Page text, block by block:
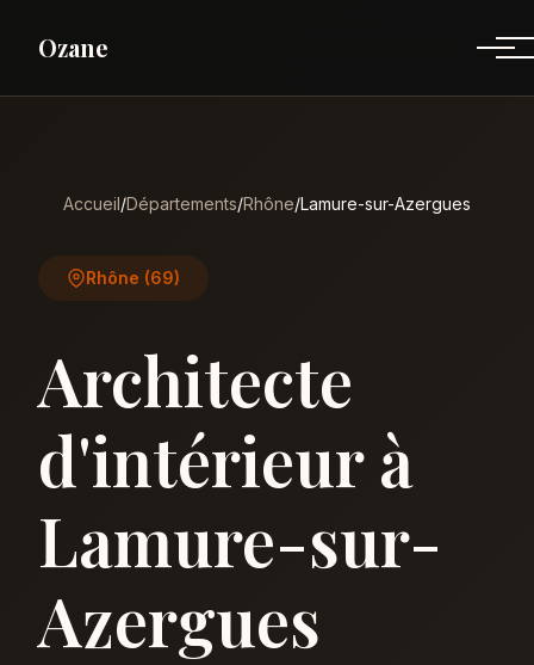
Ozane
Accueil/Départements/Rhône/Lamure-sur-Azergues
Rhône (69)
Architecte
d'intérieur à
Lamure-sur-
Azergues